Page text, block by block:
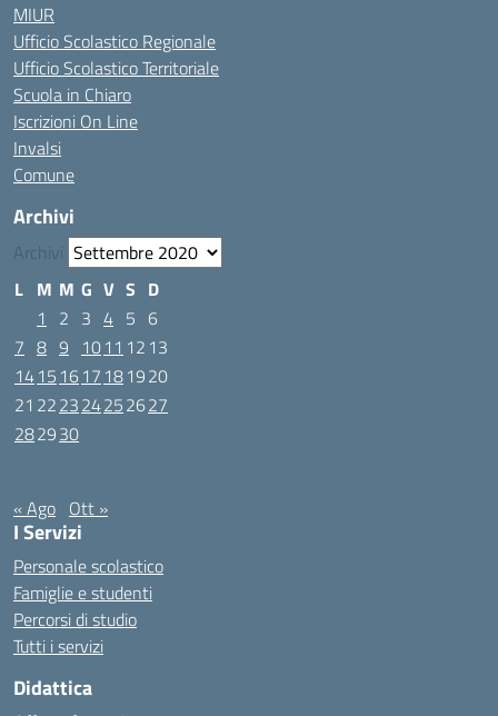
MIUR
Ufficio Scolastico Regionale
Ufficio Scolastico Territoriale
Scuola in Chiaro
Iscrizioni On Line
Invalsi
Comune
Archivi
Archivi
L M M G V S D
1
2 3 4 5 6
7 8 9 1011 12 13
1415 1617 181920
21 222324252627
282930
« Ago Ott »
I Servizi
Personale scolastico
Famiglie e studenti
Percorsi di studio
Tutti i servizi
Didattica